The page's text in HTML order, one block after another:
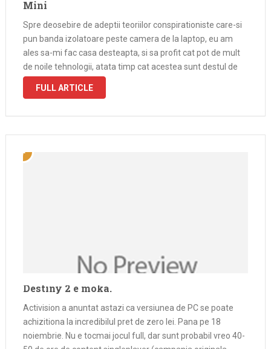
Mini
Spre deosebire de adeptii teoriilor conspirationiste care-si
pun banda izolatoare peste camera de la laptop, eu am
ales sa-mi fac casa desteapta, si sa profit cat pot de mult
de noile tehnologii, atata timp cat acestea sunt destul de
ieftine si importante. Asa am ajuns sa …
FULL ARTICLE
Destiny 2 e moka.
Activision a anuntat astazi ca versiunea de PC se poate
achizitiona la incredibilul pret de zero lei. Pana pe 18
noiembrie. Nu e tocmai jocul full, dar sunt probabil vreo 40-